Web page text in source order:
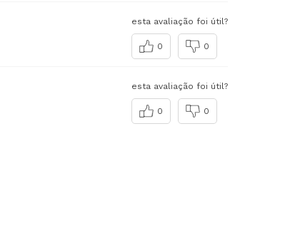
esta avaliação foi útil?
0 0
esta avaliação foi útil?
0 0